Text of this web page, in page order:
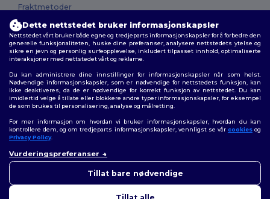
Fraktmetoder
Generelle Vilkår|personvernerklæring
informasjonskapsler|Nettstedsoversikt
Følg oss
Dette nettstedet bruker informasjonskapsler
Nettstedet vårt bruker både egne og tredjeparts informasjonskapsler for å forbedre den
generelle funksjonaliteten, huske dine preferanser, analysere nettstedets ytelse og
sikre en jevn og personlig surfeopplevelse, inkludert tilpasset innhold, optimaliserte
interaksjoner med nettstedet vårt og reklame.
Du kan administrere dine innstillinger for informasjonskapsler når som helst.
Nødvendige informasjonskapsler, som er nødvendige for nettstedets funksjon, kan
ikke deaktiveres, da de er nødvendige for korrekt funksjon av nettstedet. Du kan
imidlertid velge å tillate eller blokkere andre typer informasjonskapsler, for eksempel
de som brukes til personalisering, analyse og målretting.
For mer informasjon om hvordan vi bruker informasjonskapsler, hvordan du kan
kontrollere dem, og om tredjeparts informasjonskapsler, vennligst se vår cookiesog
Privacy Policy.
Vurderingspreferanser
Tillat bare nødvendige
Tillat alle